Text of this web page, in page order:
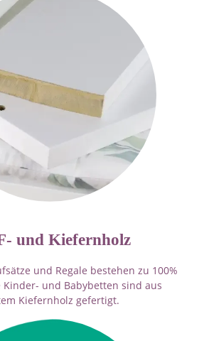
und Kiefernholz
und Regale bestehen zu 100%
Kinder- und Babybetten sind aus
Kiefernholz gefertigt.